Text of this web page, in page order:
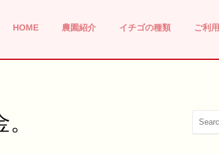
HOME 農園紹介 イチゴの種類 ご利